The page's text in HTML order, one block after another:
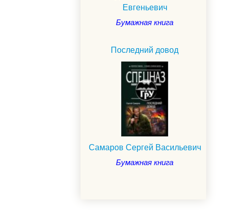
Евгеньевич
Бумажная книга
Последний довод
Самаров Сергей Васильевич
Бумажная книга